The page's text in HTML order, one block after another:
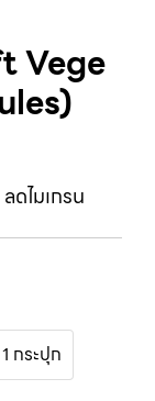
Vege
ไมเกรน
กระปุก